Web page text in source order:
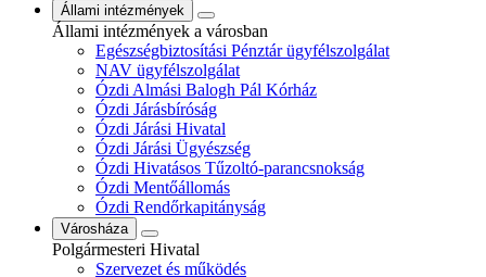
Állami intézmények
Állami intézmények a városban
Egészségbiztosítási Pénztár ügyfélszolgálat
NAV ügyfélszolgálat
Ózdi Almási Balogh Pál Kórház
Ózdi Járásbíróság
Ózdi Járási Hivatal
Ózdi Járási Ügyészség
Ózdi Hivatásos Tűzoltó-parancsnokság
Ózdi Mentőállomás
Ózdi Rendőrkapitányság
Városháza
Polgármesteri Hivatal
Szervezet és működés